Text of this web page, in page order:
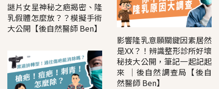
謎片女星神秘之疤揭密、隆
乳假體怎麼放？？模擬手術
大公開【後自然醫師 Ben】
影響隆乳意願關鍵因素居然
是XX？！辨識整形診所好壞
秘技大公開，筆記一起記起
來 │後自然調查局【後自
然醫師 Ben】